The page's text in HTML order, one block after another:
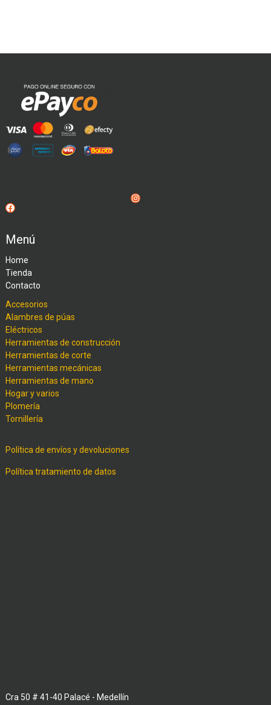
Instagram
Facebook
Menú
Home
Tienda
Contacto
Accesorios
Alambres de púas
Eléctricos
Herramientas de construcción
Herramientas de corte
Herramientas mecánicas
Herramientas de mano
Hogar y varios
Plomería
Tornillería
Política de envíos y devoluciones
Política tratamiento de datos
Cra 50 # 41-40 Palacé - Medellín